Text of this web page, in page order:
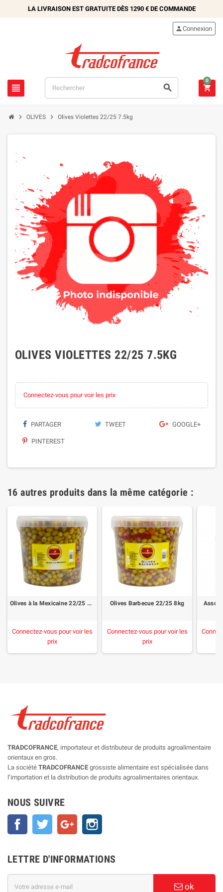
LA LIVRAISON EST GRATUITE DÈS 1290 €DE COMMANDE
 
Connexion

0
 OLIVES  Olives Violettes 22/25 7.5kg
OLIVES VIOLETTES 22/25 7.5KG
Connectez-vous pour voir les prix
PARTAGER TWEET GOOGLE+
PINTEREST
16 autres produits dans la même catégorie :
Olives à la Mexicaine 22/25 8kg
Connectez-vous pour voir les
prix
Olives Barbecue 22/25 8kg
Connectez-vous pour voir les
prix
TRADCOFRANCE, importateur et distributeur de produits agroalimentaire
orientaux en gros.
La société TRADCOFRANCE grossiste alimentaire est spécialisée dans
l’importation et la distribution de produits agroalimentaires orientaux.
NOUS SUIVRE
Facebook Twitter Google+
LETTRE D'INFORMATIONS
ok